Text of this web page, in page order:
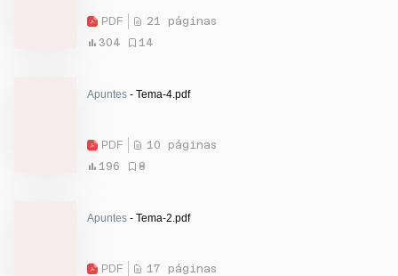
PDF
21 páginas
304
14
Apuntes - Tema-4.pdf
PDF
10 páginas
196
8
Apuntes - Tema-2.pdf
PDF
17 páginas